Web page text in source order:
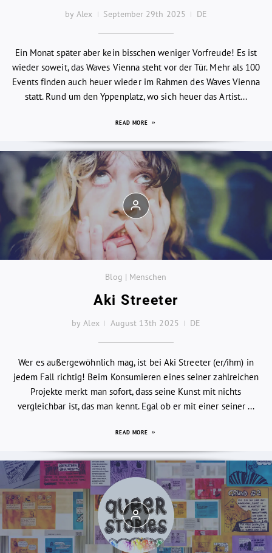
by Alex September 29th 2025 DE
Ein Monat später aber kein bisschen weniger Vorfreude! Es ist
wieder soweit, das Waves Vienna steht vor der Tür. Mehr als 100
Events finden auch heuer wieder im Rahmen des Waves Vienna
statt. Rund um den Yppenplatz, wo sich heuer das Artist...
READ MORE
Blog | Menschen
Aki Streeter
by Alex August 13th 2025 DE
Wer es außergewöhnlich mag, ist bei Aki Streeter (er/ihm) in
jedem Fall richtig! Beim Konsumieren eines seiner zahlreichen
Projekte merkt man sofort, dass seine Kunst mit nichts
vergleichbar ist, das man kennt. Egal ob er mit einer seiner ...
READ MORE